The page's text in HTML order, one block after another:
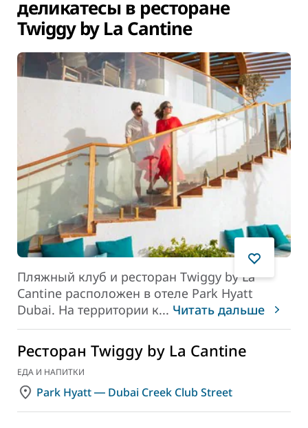
деликатесы в ресторане
Twiggy by La Cantine
Пляжный клуб и ресторан Twiggy by La
Cantine расположен в отеле Park Hyatt
Dubai. На территории к... Читать дальше
Ресторан Twiggy by La Cantine
ЕДА И НАПИТКИ
Park Hyatt ― Dubai Creek Club Street